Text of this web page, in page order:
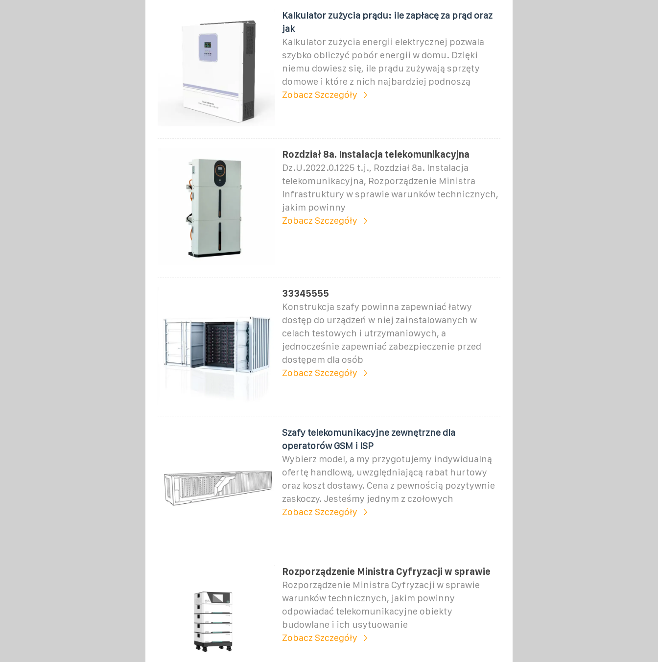
Kalkulator zużycia prądu: ile zapłacę za prąd oraz
jak
Kalkulator zużycia energii elektrycznej pozwala
szybko obliczyć pobór energii w domu. Dzięki
niemu dowiesz się, ile prądu zużywają sprzęty
domowe i które z nich najbardziej podnoszą
Zobacz Szczegóły
Rozdział 8a. Instalacja telekomunikacyjna
Dz.U.2022.0.1225 t.j., Rozdział 8a. Instalacja
telekomunikacyjna, Rozporządzenie Ministra
Infrastruktury w sprawie warunków technicznych,
jakim powinny
Zobacz Szczegóły
33345555
Konstrukcja szafy powinna zapewniać łatwy
dostęp do urządzeń w niej zainstalowanych w
celach testowych i utrzymaniowych, a
jednocześnie zapewniać zabezpieczenie przed
dostępem dla osób
Zobacz Szczegóły
Szafy telekomunikacyjne zewnętrzne dla
operatorów GSM i ISP
Wybierz model, a my przygotujemy indywidualną
ofertę handlową, uwzględniającą rabat hurtowy
oraz koszt dostawy. Cena z pewnością pozytywnie
zaskoczy. Jesteśmy jednym z czołowych
Zobacz Szczegóły
Rozporządzenie Ministra Cyfryzacji w sprawie
Rozporządzenie Ministra Cyfryzacji w sprawie
warunków technicznych, jakim powinny
odpowiadać telekomunikacyjne obiekty
budowlane i ich usytuowanie
Zobacz Szczegóły